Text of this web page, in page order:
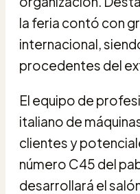
la feria contó con
internacional,
procedentes del
El equipo de
italiano de
clientes y
número C45 del
desarrollará el